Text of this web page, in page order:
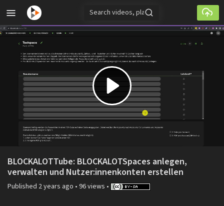
Skip to main content
Play
Video
BLOCKALOTTube: BLOCKALOTSpaces anlegen,
verwalten und Nutzer:innenkonten erstellen
Published 2 years ago • 96 views •